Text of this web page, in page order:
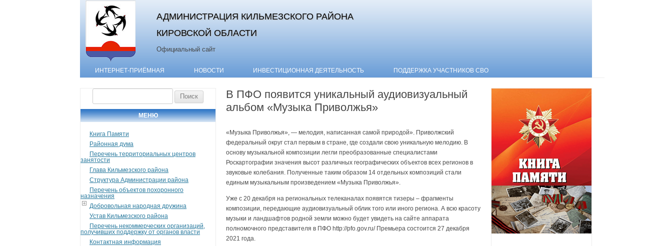
АДМИНИСТРАЦИЯ КИЛЬМЕЗСКОГО РАЙОНА
КИРОВСКОЙ ОБЛАСТИ
Официальный сайт
Skip to content
ИНТЕРНЕТ-ПРИЁМНАЯ НОВОСТИ ИНВЕСТИЦИОННАЯ ДЕЯТЕЛЬНОСТЬ ПОДДЕРЖКА УЧАСТНИКОВ СВО
МЕНЮ
Книга Памяти
Районная дума
Перечень территориальных центров
занятости
Глава Кильмезского района
Структура Администрации района
Перечень объектов похоронного
назначения
Добровольная народная дружина
Устав Кильмезского района
Перечень некоммерческих организаций,
получивших поддержку от органов власти
Контактная информация
В ПФО появится уникальный аудиовизуальный
альбом «Музыка Приволжья»
«Музыка Приволжья», — мелодия, написанная самой природой». Приволжский
федеральный округ стал первым в стране, где создали свою уникальную мелодию. В
основу музыкальной композиции легли преобразованные специалистами
Роскартографии значения высот различных географических объектов всех регионов в
звуковые колебания. Полученные таким образом 14 отдельных композиций стали
единым музыкальным произведением «Музыка Приволжья».
Уже с 20 декабря на региональных телеканалах появятся тизеры – фрагменты
композиции, передающие аудиовизуальный облик того или иного региона. А всю красоту
музыки и ландшафтов родной земли можно будет увидеть на сайте аппарата
полномочного представителя в ПФО http://pfo.gov.ru/ Премьера состоится 27 декабря
2021 года.